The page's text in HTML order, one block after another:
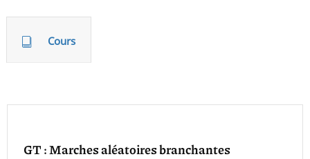
Cours
GT : Marches aléatoires branchantes